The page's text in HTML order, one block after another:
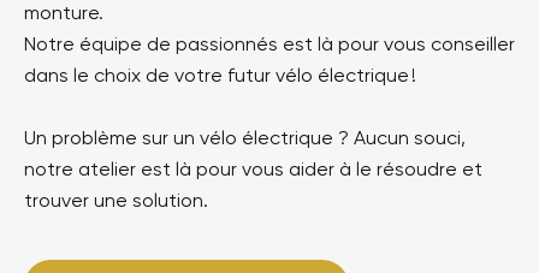
monture.
Notre équipe de passionnés est là pour vous conseiller
dans le choix de votre futur vélo électrique !
Un problème sur un vélo électrique ? Aucun souci,
notre atelier est là pour vous aider à le résoudre et
trouver une solution.